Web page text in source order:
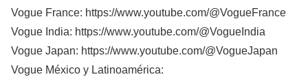
Vogue France: https://www.youtube.com/@VogueFrance
Vogue India: https://www.youtube.com/@VogueIndia
Vogue Japan: https://www.youtube.com/@VogueJapan
Vogue México y Latinoamérica: